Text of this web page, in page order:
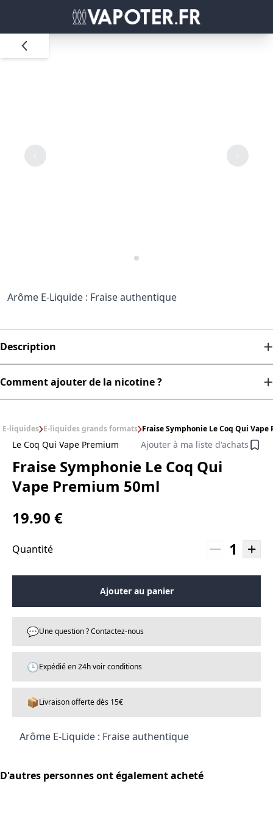
Arôme E-Liquide : Fraise authentique
Description
Comment ajouter de la nicotine ?
E-liquides E-liquides grands formats Fraise Symphonie Le Coq Qui
Le Coq Qui Vape Premium Ajouter à ma liste d'achats
Fraise Symphonie Le Coq Qui
Vape Premium 50ml
19.90 €
Quantité 1
Ajouter au panier
💬Une question ? Contactez-nous
🕒Expédié en 24h voir conditions
📦Livraison offerte dès 15€
Arôme E-Liquide : Fraise authentique
D'autres personnes ont également acheté